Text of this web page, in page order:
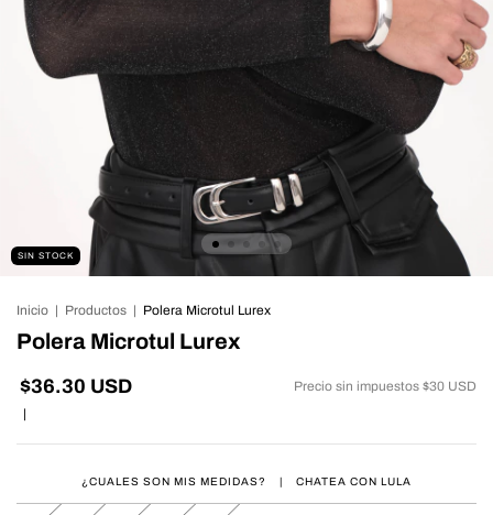
SIN STOCK
Inicio | Productos | Polera Microtul Lurex
Polera Microtul Lurex
$36.30 USD Precio sin impuestos $30 USD
|
¿CUALES SON MIS MEDIDAS? CHATEA CON LULA